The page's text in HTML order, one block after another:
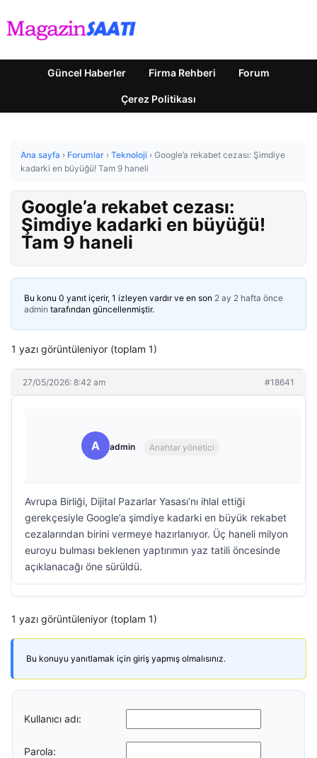
Güncel Haberler Firma Rehberi Forum
Çerez Politikası
Ana sayfa › Forumlar › Teknoloji › Google’a rekabet cezası: Şimdiye
kadarki en büyüğü! Tam 9 haneli
Google’a rekabet cezası:
Şimdiye kadarki en büyüğü!
Tam 9 haneli
Bu konu 0 yanıt içerir, 1 izleyen vardır ve en son 2 ay 2 hafta önce
admin tarafından güncellenmiştir.
1 yazı görüntüleniyor (toplam 1)
27/05/2026: 8:42 am #18641
A admin Anahtar yönetici
Avrupa Birliği, Dijital Pazarlar Yasası’nı ihlal ettiği
gerekçesiyle Google’a şimdiye kadarki en büyük rekabet
cezalarından birini vermeye hazırlanıyor. Üç haneli milyon
euroyu bulması beklenen yaptırımın yaz tatili öncesinde
açıklanacağı öne sürüldü.
1 yazı görüntüleniyor (toplam 1)
Bu konuyu yanıtlamak için giriş yapmış olmalısınız.
Kullanıcı adı:
Parola: